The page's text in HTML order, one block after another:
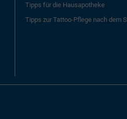
Tipps für die Hausapotheke
Tipps zur Tattoo-Pflege nach dem